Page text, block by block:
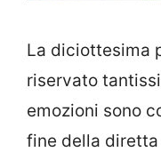
La diciottesima
riservato
emozioni sono
fine della